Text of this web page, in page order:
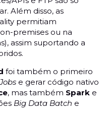
Além disso, as
permitiam
premises ou na
assim suportando a
foi também o primeiro
Jobs e gerar código nativo
, mas também Spark e
Big Data Batch e